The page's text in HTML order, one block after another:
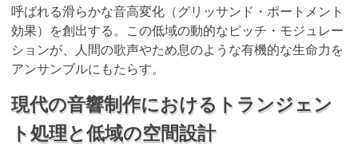
呼ばれる滑らかな音高変化（グリッサンド・ポートメント
効果）を創出する。この低域の動的なピッチ・モジュレー
ションが、人間の歌声やため息のような有機的な生命力を
アンサンブルにもたらす。
現代の音響制作におけるトランジェン
ト処理と低域の空間設計